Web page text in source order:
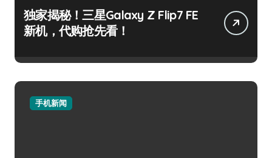
独家揭秘！三星Galaxy Z Flip7 FE
新机，代购抢先看！
手机新闻